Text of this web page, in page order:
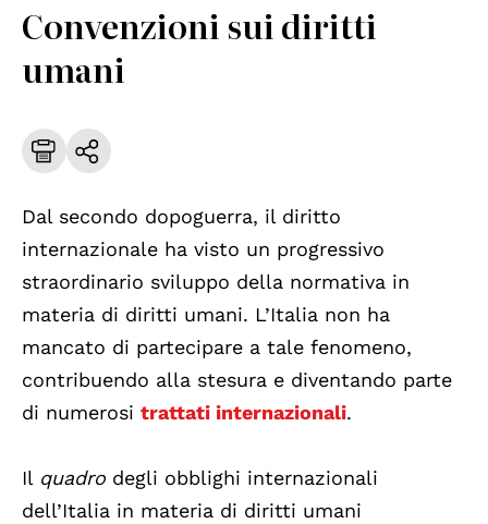
Convenzioni sui diritti
umani
Dal secondo dopoguerra, il diritto
internazionale ha visto un progressivo
straordinario sviluppo della normativa in
materia di diritti umani. L’Italia non ha
mancato di partecipare a tale fenomeno,
contribuendo alla stesura e diventando parte
di numerosi trattati internazionali.
Il quadro degli obblighi internazionali
dell’Italia in materia di diritti umani